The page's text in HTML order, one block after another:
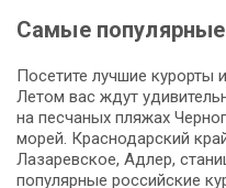
Самые
Посетите лучшие курорты
Летом вас ждут
на песчаных пляжах
морей. Краснодарский
Лазаревское, Адлер,
популярные российские